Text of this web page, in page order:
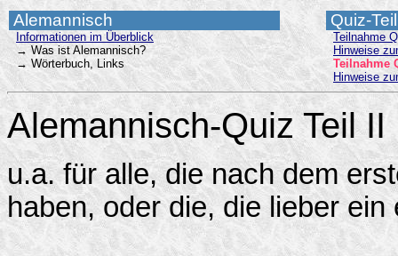
Alemannisch
Informationen im Überblick
→ Was ist Alemannisch?
→ Wörterbuch, Links
Quiz-
Teilnahme
Hinweise
Teilnahme
Hinweise
Alemannisch-Quiz Teil II
u.a. für alle, die nach dem
haben, oder die, die lieber